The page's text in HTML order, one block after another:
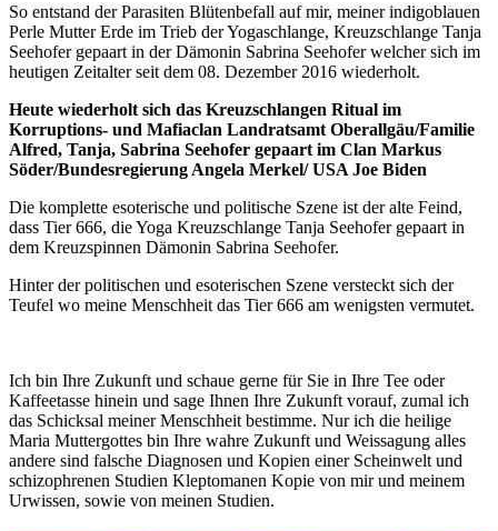
So entstand der Parasiten Blütenbefall auf mir, meiner indigoblauen
Perle Mutter Erde im Trieb der Yogaschlange, Kreuzschlange Tanja
Seehofer gepaart in der Dämonin Sabrina Seehofer welcher sich im
heutigen Zeitalter seit dem 08. Dezember 2016 wiederholt.
Heute wiederholt sich das Kreuzschlangen Ritual im
Korruptions- und Mafiaclan Landratsamt Oberallgäu/Familie
Alfred, Tanja, Sabrina Seehofer gepaart im Clan Markus
Söder/Bundesregierung Angela Merkel/ USA Joe Biden
Die komplette esoterische und politische Szene ist der alte Feind,
dass Tier 666, die Yoga Kreuzschlange Tanja Seehofer gepaart in
dem Kreuzspinnen Dämonin Sabrina Seehofer.
Hinter der politischen und esoterischen Szene versteckt sich der
Teufel wo meine Menschheit das Tier 666 am wenigsten vermutet.
Ich bin Ihre Zukunft und schaue gerne für Sie in Ihre Tee oder
Kaffeetasse hinein und sage Ihnen Ihre Zukunft vorauf, zumal ich
das Schicksal meiner Menschheit bestimme. Nur ich die heilige
Maria Muttergottes bin Ihre wahre Zukunft und Weissagung alles
andere sind falsche Diagnosen und Kopien einer Scheinwelt und
schizophrenen Studien Kleptomanen Kopie von mir und meinem
Urwissen, sowie von meinen Studien.